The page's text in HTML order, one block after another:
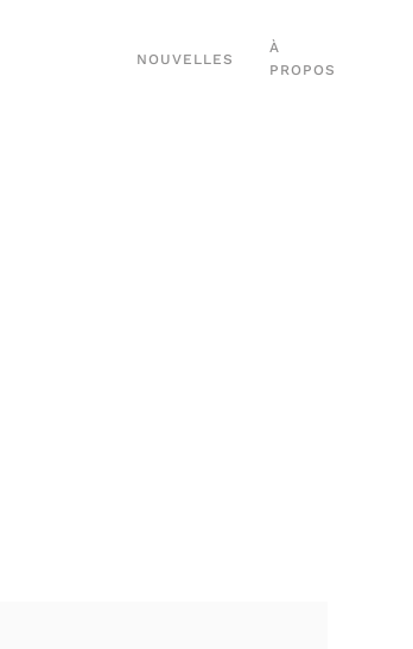
NOUVELLES
À
PROPOS